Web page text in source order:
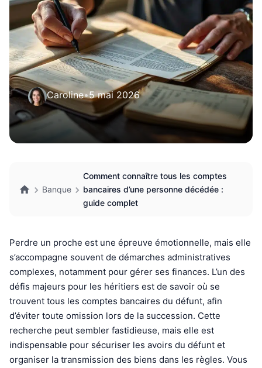
Caroline•5 mai 2026
Banque
Comment connaître tous les comptes
bancaires d’une personne décédée :
guide complet
Perdre un proche est une épreuve émotionnelle, mais elle
s’accompagne souvent de démarches administratives
complexes, notamment pour gérer ses finances. L’un des
défis majeurs pour les héritiers est de savoir où se
trouvent tous les comptes bancaires du défunt, afin
d’éviter toute omission lors de la succession. Cette
recherche peut sembler fastidieuse, mais elle est
indispensable pour sécuriser les avoirs du défunt et
organiser la transmission des biens dans les règles. Vous